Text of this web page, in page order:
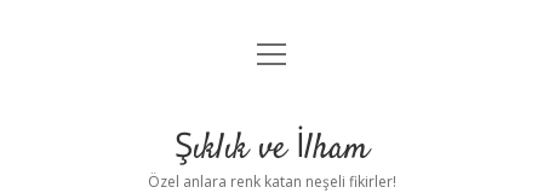
Anasayfa
Yasal Uyarı
menüyü
Şıklık ve İlham
Özel anlara renk katan neşeli fikirler!